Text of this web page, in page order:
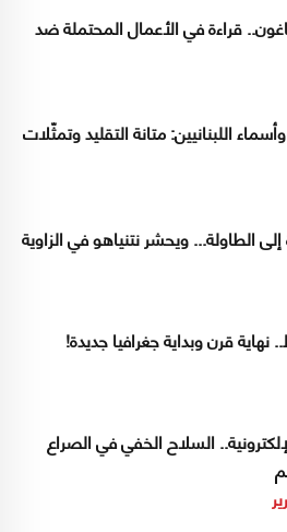
قراءة في الأعمال المحتملة ضد
اللبنانيين: متانة التقليد وتمثّلات
الطاولة... ويحشر نتنياهو في الزاوية
قرن وبداية جغرافيا جديدة!
السلاح الخفي في الصراع